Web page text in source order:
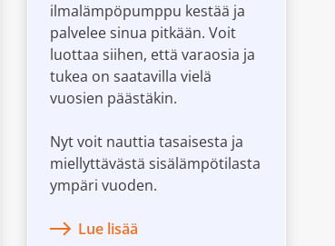
ilmalämpöpumppu kestää ja
palvelee sinua pitkään. Voit
luottaa siihen, että varaosia ja
tukea on saatavilla vielä
vuosien päästäkin.
Nyt voit nauttia tasaisesta ja
miellyttävästä sisälämpötilasta
ympäri vuoden.
Lue lisää